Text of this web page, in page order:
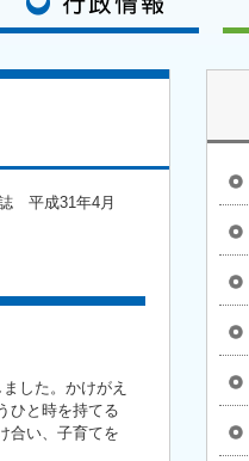
平成31年4月
した。かけがえ
ひと時を持てる
合い、子育てを